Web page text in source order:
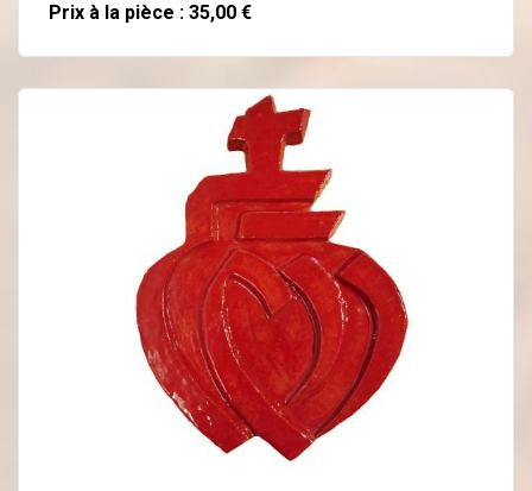
Prix à la pièce : 35,00 €
En savoir plus